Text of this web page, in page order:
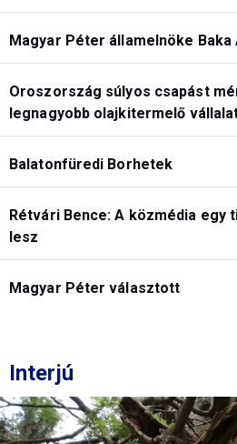
Magyar Péter államelnöke Baka
Oroszország súlyos csapást
legnagyobb olajkitermelő
Balatonfüredi Borhetek
Rétvári Bence: A közmédia egy
lesz
Magyar Péter választott
Interjú